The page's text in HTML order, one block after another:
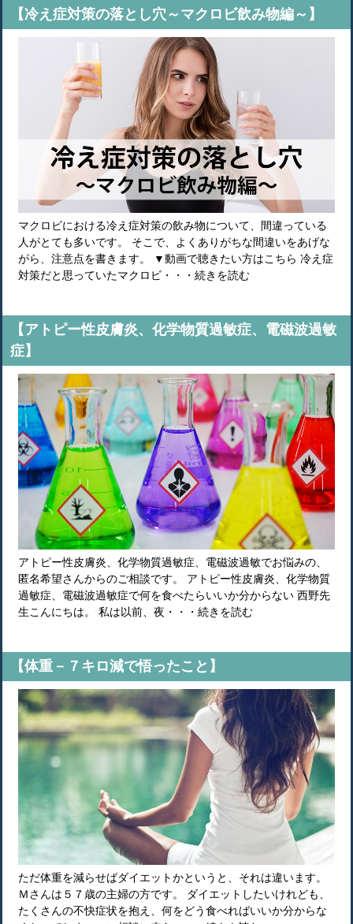
【冷え症対策の落とし穴～マクロビ飲み物編～】
マクロビにおける冷え症対策の飲み物について、間違っている
人がとても多いです。 そこで、よくありがちな間違いをあげな
がら、注意点を書きます。 ▼動画で聴きたい方はこちら 冷え症
対策だと思っていたマクロビ・・・続きを読む
【アトピー性皮膚炎、化学物質過敏症、電磁波過敏
症】
アトピー性皮膚炎、化学物質過敏症、電磁波過敏でお悩みの、
匿名希望さんからのご相談です。 アトピー性皮膚炎、化学物質
過敏症、電磁波過敏症で何を食べたらいいか分からない 西野先
生こんにちは。 私は以前、夜・・・続きを読む
【体重－７キロ減で悟ったこと】
ただ体重を減らせばダイエットかというと、それは違います。
Ｍさんは５７歳の主婦の方です。 ダイエットしたいけれども、
たくさんの不快症状を抱え、何をどう食べればいいか分からな